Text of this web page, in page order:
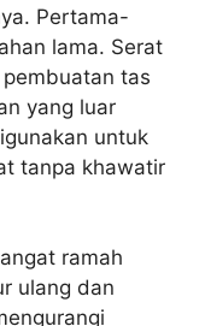
Pertama-
lama. Serat
tas
yang luar
untuk
tanpa khawatir
ramah
ulang dan